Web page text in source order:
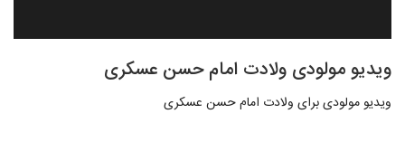
ویدیو مولودی ولادت امام حسن عسکری
ویدیو مولودی برای ولادت امام حسن عسکری